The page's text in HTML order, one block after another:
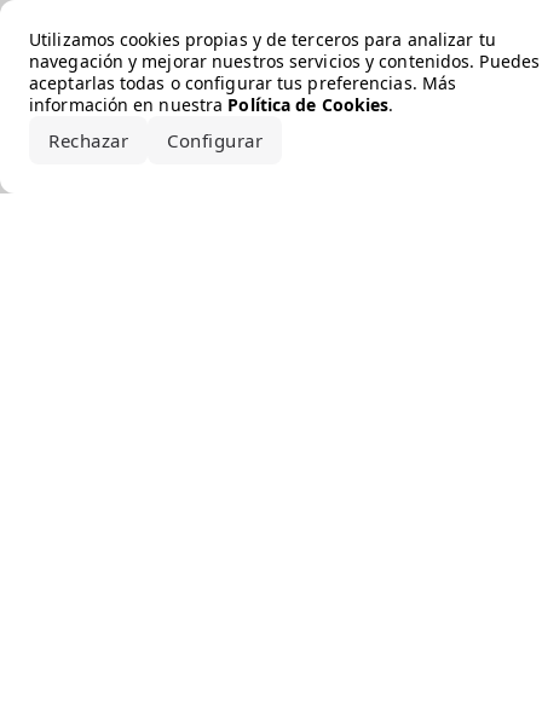
Utilizamos cookies propias y de terceros para analizar tu
navegación y mejorar nuestros servicios y contenidos. Puedes
aceptarlas todas o configurar tus preferencias. Más
información en nuestra Política de Cookies.
Rechazar Configurar
Error loading the brand